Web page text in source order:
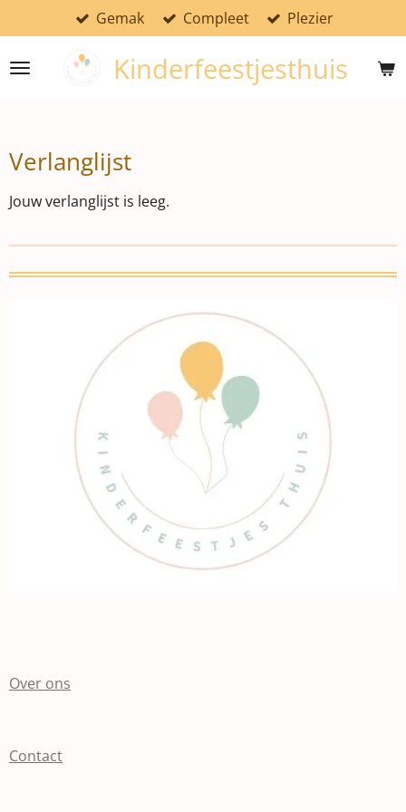
direct
naar
Kinderfeestjesthuis
Gemak Compleet Plezier
Verlanglijst
Jouw verlanglijst is leeg.
Over ons
Contact